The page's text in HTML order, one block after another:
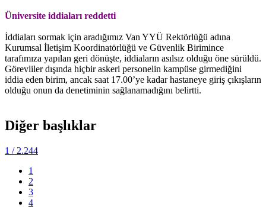
Üniversite iddiaları reddetti
İddiaları sormak için aradığımız Van YYÜ Rektörlüğü adına
Kurumsal İletişim Koordinatörlüğü ve Güvenlik Birimince
tarafımıza yapılan geri dönüşte, iddiaların asılsız olduğu öne sürüldü.
Görevliler dışında hiçbir askeri personelin kampüse girmediğini
iddia eden birim, ancak saat 17.00’ye kadar hastaneye giriş çıkışların
olduğu onun da denetiminin sağlanamadığını belirtti.
Diğer başlıklar
1 / 2.244
1
2
3
4